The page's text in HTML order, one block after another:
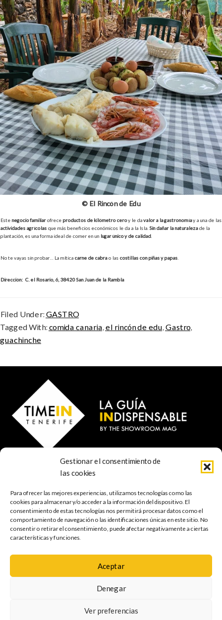
Gestionar el consentimiento de
las cookies
Para ofrecer las mejores experiencias, utilizamos tecnologías como las
cookies para almacenar y/o acceder a la información del dispositivo. El
consentimiento de estas tecnologías nos permitirá procesar datos como el
comportamiento de navegación o las identificaciones únicas en este sitio. No
consentir o retirar el consentimiento, puede afectar negativamente a ciertas
características y funciones.
Aceptar
Denegar
Ver preferencias
© El Rincón de Edu
Este negocio familiarofrece productos de kilómetro ceroy le davalor a la gastronomíay a una de las
actividades agrícolas que más beneficios económicos le da a la Isla. Sin dañar la naturalezade la
plantación, es una forma ideal de comer en un lugar único y de calidad.
No te vayas sin probar… La mítica carne de cabrao las costillas con piñas y papas
Dirección: C. el Rosario, 6, 38420 San Juan de la Rambla
Filed Under: GASTRO
Tagged With: comida canaria el rincón de edu Gastro,
guachinche
© 2023 TIME IN TENERIFE - Rosti Family Group S.L.
38001 Santa Cruz de Tenerife (ES)
INDISPENSABLEARTE & CULTURAMÚSICAGASTRONOMÍA
NATURALEZAESCAPADASCOMPRASFOTOGRAFÍAGRATISINFANTIL
Política de
privacidad
Accesibilidad